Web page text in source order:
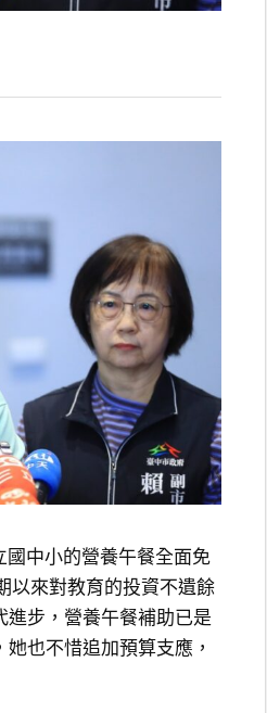
中小的營養午餐全面免
以來對教育的投資不遺餘
步，營養午餐補助已是
也不惜追加預算支應，